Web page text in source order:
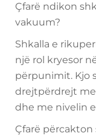
Çfarë ndikon
vakuum?
Shkalla e
një rol kryesor
përpunimit. Kjo
drejtpërdrejt
dhe me nivelin
Çfarë përcakton